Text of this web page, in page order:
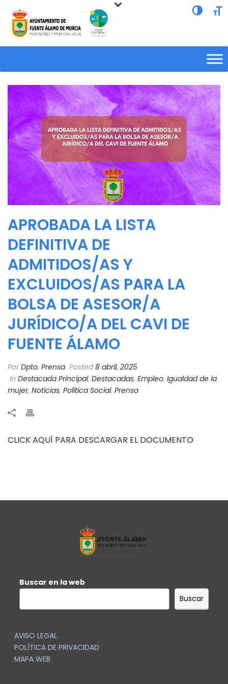
Alternar
APROBADA LA LISTA
DEFINITIVA DE
ADMITIDOS/AS Y
EXCLUIDOS/AS PARA LA
BOLSA DE ASESOR/A
JURÍDICO/A DEL CAVI DE
FUENTE ÁLAMO
PorDpto. Prensa Posted8 abril, 2025
In Destacada Principal, Destacadas, Empleo, Igualdad de la
mujer, Noticias, Política Social, Prensa
CLICK AQUÍ PARA DESCARGAR EL DOCUMENTO
Buscar en la web
Buscar
AVISO LEGAL
POLÍTICA DE PRIVACIDAD
MAPA WEB